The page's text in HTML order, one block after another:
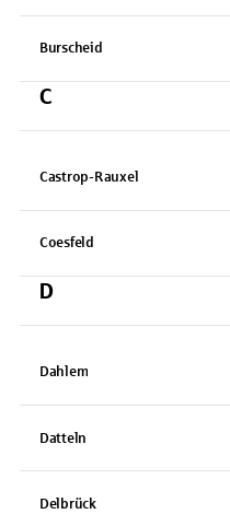
Burscheid
C
Castrop-Rauxel
Coesfeld
D
Dahlem
Datteln
Delbrück